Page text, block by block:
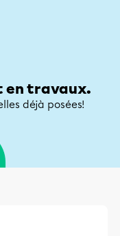
en travaux.
déjà posées!